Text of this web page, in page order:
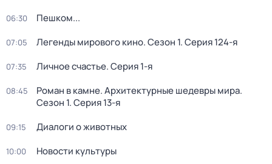
06:30 Пешком...
07:05 Легенды мирового кино. Сезон 1. Серия 124-я
07:35 Личное счастье. Серия 1-я
08:45 Роман в камне. Архитектурные шедевры мира.
Сезон 1. Серия 13-я
09:15 Диалоги о животных
10:00 Новости культуры